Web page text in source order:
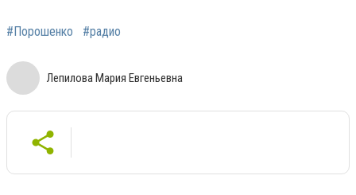
#Порошенко #радио
Лепилова Мария Евгеньевна